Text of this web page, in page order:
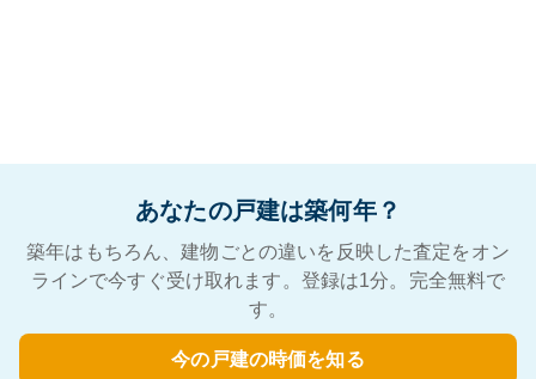
あなたの戸建は築何年？
築年はもちろん、建物ごとの違いを反映した査定をオン
ラインで今すぐ受け取れます。登録は1分。完全無料で
す。
今の戸建の時価を知る